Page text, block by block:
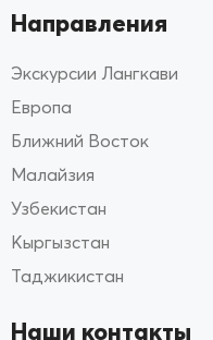
Направления
Экскурсии Лангкави
Европа
Ближний Восток
Малайзия
Узбекистан
Кыргызстан
Таджикистан
Наши контакты